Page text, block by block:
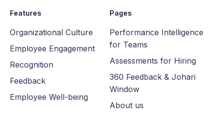
Features
Organizational Culture
Employee Engagement
Recognition
Feedback
Employee Well-being
Pages
Performance Intelligence
for Teams
Assessments for Hiring
360 Feedback & Johari
Window
About us